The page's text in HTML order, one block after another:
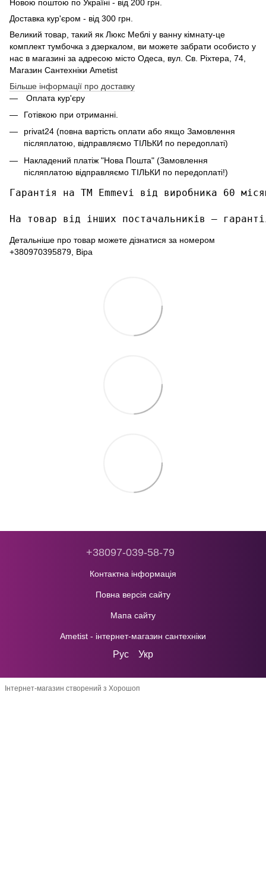
Новою поштою по Україні - від 200 грн.
Доставка кур'єром - від 300 грн.
Великий товар, такий як Люкс Меблі у ванну кімнату-це
комплект тумбочка з дзеркалом, ви можете забрати особисто у
нас в магазині за адресою місто Одеса, вул. Св. Ріхтера, 74,
Магазин Сантехніки Ametist
Більше інформації про доставку
Оплата кур'єру
Готівкою при отриманні.
privat24 (повна вартість оплати або якщо Замовлення
післяплатою, відправляємо ТІЛЬКИ по передоплаті)
Накладений платіж "Нова Пошта" (Замовлення
післяплатою відправляємо ТІЛЬКИ по передоплаті!)
Гарантія на ТМ Emmevi від виробника 60
На товар від інших постачальників –
Детальніше про товар можете дізнатися за номером
+380970395879, Віра
+38097-039-58-79
Контактна інформація
Повна версія сайту
Мапа сайту
Ametist - інтернет-магазин сантехніки
Рус Укр
Інтернет-магазин створений з Хорошоп